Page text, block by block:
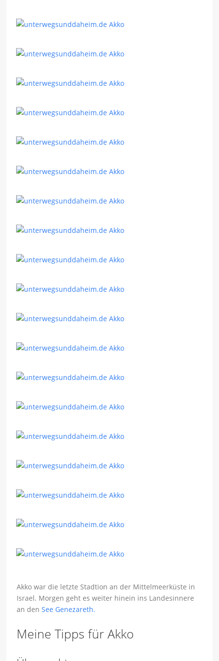
Akko war die letzte Stadtion an der Mittelmeerküste in
Israel. Morgen geht es weiter hinein ins Landesinnere
an denSee Genezareth.
Meine Tipps für Akko